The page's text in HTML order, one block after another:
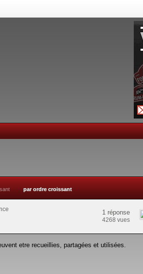
par ordre croissant
1 réponse
4268 vues
etre recueillies, partagées et utilisées.